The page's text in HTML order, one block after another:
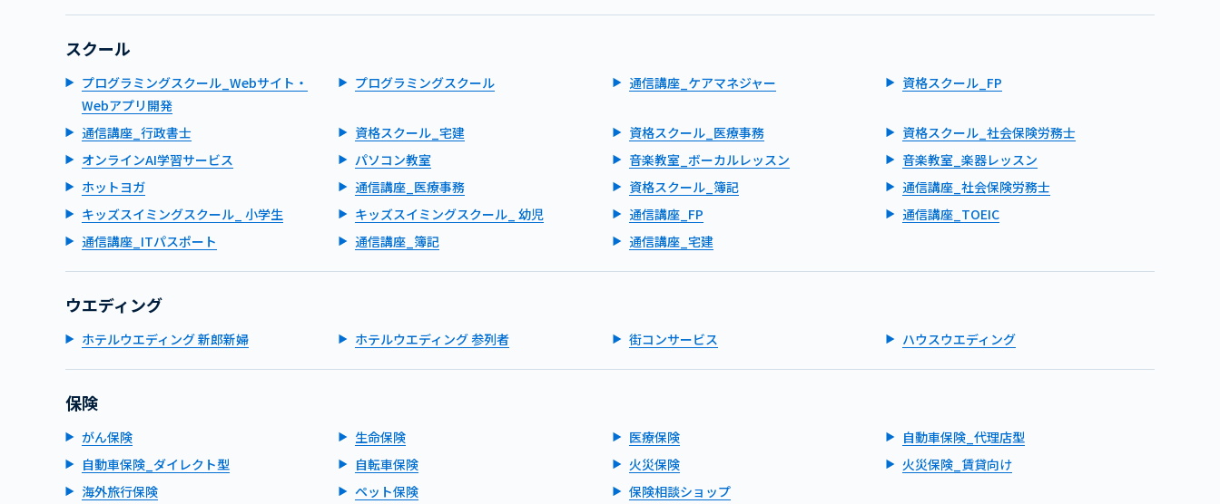
スクール
プログラミングスクール_Webサイト・
Webアプリ開発
プログラミングスクール 通信講座_ケアマネジャー 資格スクール_FP
通信講座_行政書士 資格スクール_宅建 資格スクール_医療事務
資格スクール_社会保険労務士
オンラインAI学習サービス
パソコン教室 音楽教室_ボーカルレッスン
音楽教室_楽器レッスン
ホットヨガ
通信講座_医療事務 資格スクール_簿記
通信講座_社会保険労務士
キッズスイミングスクール_ 小学生
キッズスイミングスクール_ 幼児 通信講座_FP
通信講座_TOEIC
通信講座_ITパスポート
通信講座_簿記 通信講座_宅建
ウエディング
ホテルウエディング 新郎新婦 ホテルウエディング 参列者 街コンサービス ハウスウエディング
保険
がん保険 生命保険 医療保険
自動車保険_代理店型
自動車保険_ダイレクト型
自転車保険 火災保険
火災保険_賃貸向け
海外旅行保険
ペット保険 保険相談ショップ